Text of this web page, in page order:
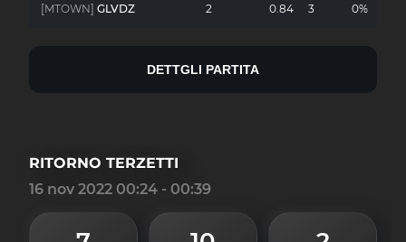
[MTOWN] GLVDZ 2 0.84 3 0%
DETTGLI PARTITA
RITORNO TERZETTI
16 nov 2022 00:24 - 00:39